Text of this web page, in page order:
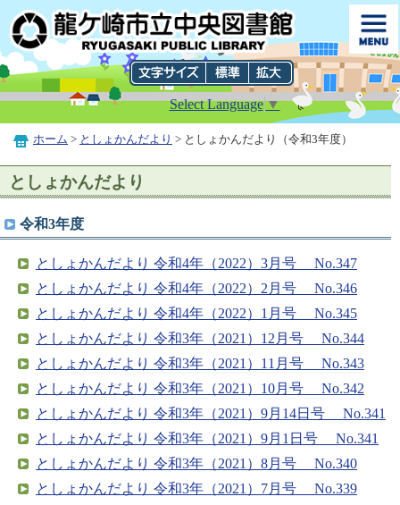
Select Language▼
ホーム > としょかんだより > としょかんだより（令和3年度）
としょかんだより
令和3年度
としょかんだより 令和4年（2022）3月号 No.347
としょかんだより 令和4年（2022）2月号 No.346
としょかんだより 令和4年（2022）1月号 No.345
としょかんだより 令和3年（2021）12月号 No.344
としょかんだより 令和3年（2021）11月号 No.343
としょかんだより 令和3年（2021）10月号 No.342
としょかんだより 令和3年（2021）9月14日号 No.341
としょかんだより 令和3年（2021）9月1日号 No.341
としょかんだより 令和3年（2021）8月号 No.340
としょかんだより 令和3年（2021）7月号 No.339